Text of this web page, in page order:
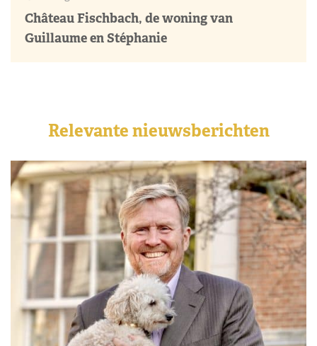
Château Fischbach, de woning van
Guillaume en Stéphanie
Relevante nieuwsberichten